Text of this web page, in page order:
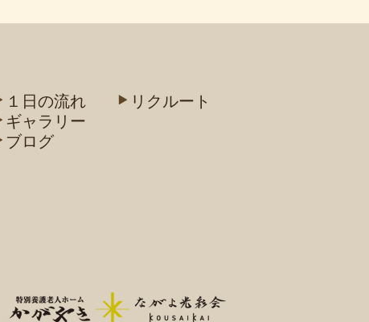
１日の流れ
ギャラリー
ブログ
リクルート